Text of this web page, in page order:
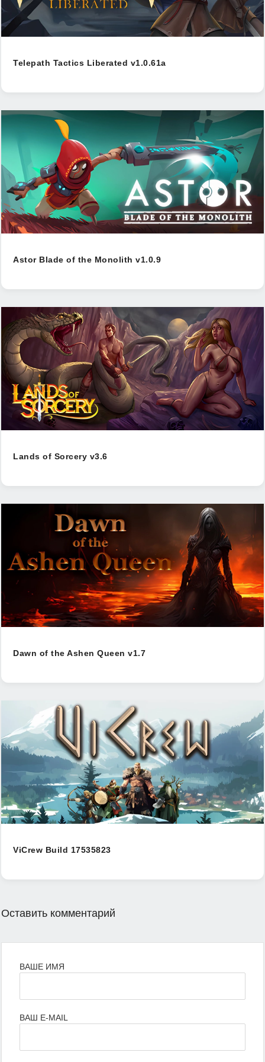
Telepath Tactics Liberated v1.0.61a
Astor Blade of the Monolith v1.0.9
Lands of Sorcery v3.6
Dawn of the Ashen Queen v1.7
ViCrew Build 17535823
Оставить комментарий
ВАШЕ ИМЯ
ВАШ E-MAIL